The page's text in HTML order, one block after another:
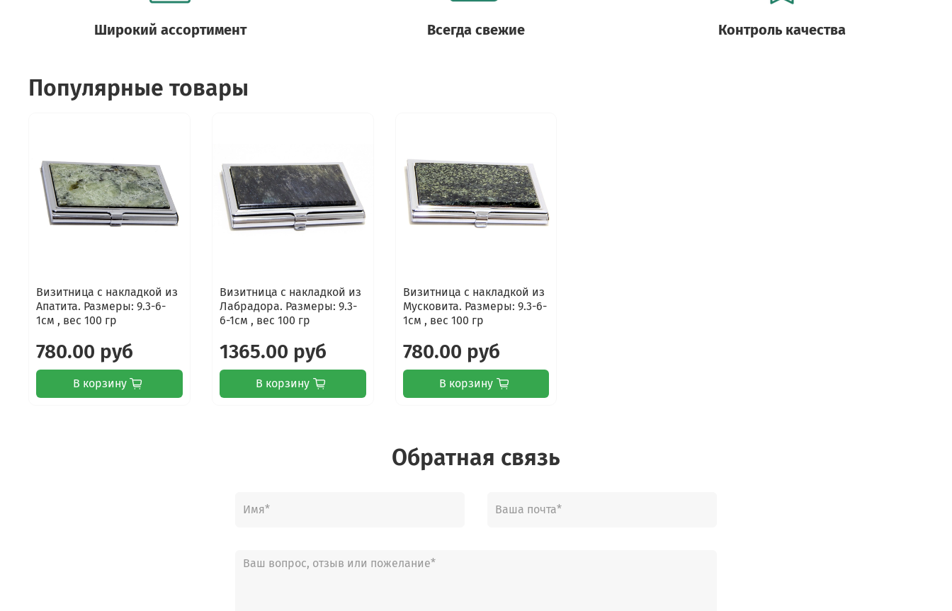
Широкий ассортимент Всегда свежие Контроль качества
Популярные товары
Визитница с накладкой из
Апатита. Размеры: 9.3-6-
1см , вес 100 гр
780.00 руб
В корзину
Визитница с накладкой из
Лабрадора. Размеры: 9.3-
6-1см , вес 100 гр
1365.00 руб
В корзину
Визитница с накладкой из
Мусковита. Размеры: 9.3-6-
1см , вес 100 гр
780.00 руб
В корзину
Обратная связь